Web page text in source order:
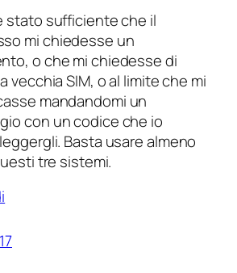
stato sufficiente che il
mi chiedesse un
o che mi chiedesse di
vecchia SIM, o al limite che mi
mandandomi un
con un codice che io
Basta usare almeno
tre sistemi.